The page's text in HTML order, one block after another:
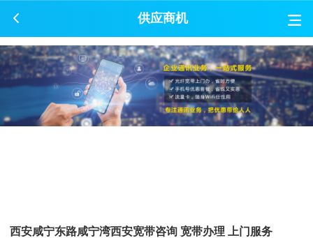
供应商机
西安咸宁东路咸宁湾西安宽带咨询 宽带办理 上门服务